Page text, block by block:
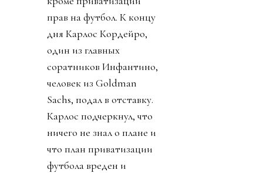
прав на футбол. К концу
дня Карлос Кордейро,
один из главных
соратников Инфантино,
человек из Goldman
Sachs, подал в отставку.
Карлос подчеркнул, что
ничего не знал о плане и
что план приватизации
футбола вреден и